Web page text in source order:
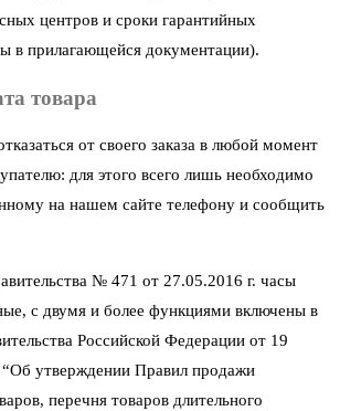
центров и сроки гарантийных
в прилагающейся документации).
товара
от своего заказа в любой момент
для этого всего лишь необходимо
на нашем сайте телефону и сообщить
№ 471 от 27.05.2016 г. часы
с двумя и более функциями включены в
Российской Федерации от 19
утверждении Правил продажи
перечня товаров длительного